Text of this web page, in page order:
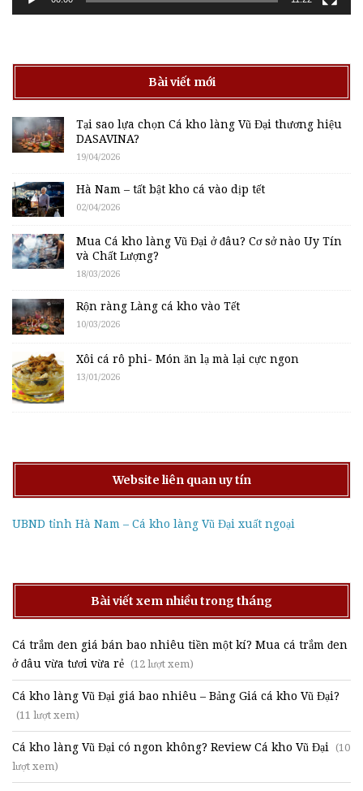
Bài viết mới
Tại sao lựa chọn Cá kho làng Vũ Đại thương hiệu
DASAVINA?
19/04/2026
Hà Nam – tất bật kho cá vào dịp tết
02/04/2026
Mua Cá kho làng Vũ Đại ở đâu? Cơ sở nào Uy Tín
và Chất Lượng?
18/03/2026
Rộn ràng Làng cá kho vào Tết
10/03/2026
Xôi cá rô phi- Món ăn lạ mà lại cực ngon
13/01/2026
Website liên quan uy tín
UBND tỉnh Hà Nam – Cá kho làng Vũ Đại xuất ngoại
Bài viết xem nhiều trong tháng
Cá trắm đen giá bán bao nhiêu tiền một kí? Mua cá trắm đen
ở đâu vừa tươi vừa rẻ (12 lượt xem)
Cá kho làng Vũ Đại giá bao nhiêu – Bảng Giá cá kho Vũ Đại?
(11 lượt xem)
Cá kho làng Vũ Đại có ngon không? Review Cá kho Vũ Đại (10
lượt xem)